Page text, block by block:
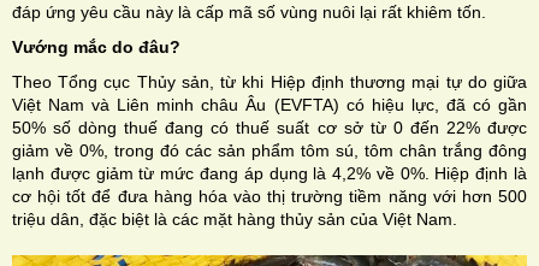
đáp ứng yêu cầu này là cấp mã số vùng nuôi lại rất khiêm tốn.
Vướng mắc do đâu?
Theo Tổng cục Thủy sản, từ khi Hiệp định thương mại tự do giữa
Việt Nam và Liên minh châu Âu (EVFTA) có hiệu lực, đã có gần
50% số dòng thuế đang có thuế suất cơ sở từ 0 đến 22% được
giảm về 0%, trong đó các sản phẩm tôm sú, tôm chân trắng đông
lạnh được giảm từ mức đang áp dụng là 4,2% về 0%. Hiệp định là
cơ hội tốt để đưa hàng hóa vào thị trường tiềm năng với hơn 500
triệu dân, đặc biệt là các mặt hàng thủy sản của Việt Nam.